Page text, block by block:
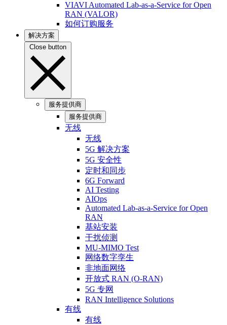
VIAVI Automated Lab-as-a-Service for Open
RAN (VALOR)
如何订购服务
解决方案
Close button
服务提供商
服务提供商
无线
无线
5G 解决方案
5G 安全性
定时和同步
6G Forward
AI Testing
AIOps
Automated Lab-as-a-Service for Open
RAN
基站安装
干扰侦测
MU-MIMO Test
网络数字孪生
非地面网络
开放式 RAN (O-RAN)
5G 专网
RAN Intelligence Solutions
有线
有线